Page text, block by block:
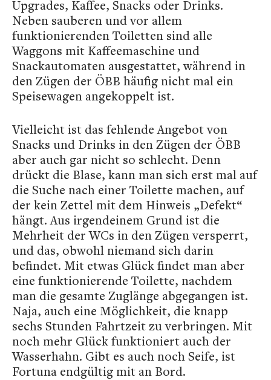
Upgrades, Kaffee, Snacks oder Drinks.
Neben sauberen und vor allem
funktionierenden Toiletten sind alle
Waggons mit Kaffeemaschine und
Snackautomaten ausgestattet, während in
den Zügen der ÖBB häufig nicht mal ein
Speisewagen angekoppelt ist.
Vielleicht ist das fehlende Angebot von
Snacks und Drinks in den Zügen der ÖBB
aber auch gar nicht so schlecht. Denn
drückt die Blase, kann man sich erst mal auf
die Suche nach einer Toilette machen, auf
der kein Zettel mit dem Hinweis „Defekt“
hängt. Aus irgendeinem Grund ist die
Mehrheit der WCs in den Zügen versperrt,
und das, obwohl niemand sich darin
befindet. Mit etwas Glück findet man aber
eine funktionierende Toilette, nachdem
man die gesamte Zuglänge abgegangen ist.
Naja, auch eine Möglichkeit, die knapp
sechs Stunden Fahrtzeit zu verbringen. Mit
noch mehr Glück funktioniert auch der
Wasserhahn. Gibt es auch noch Seife, ist
Fortuna endgültig mit an Bord.